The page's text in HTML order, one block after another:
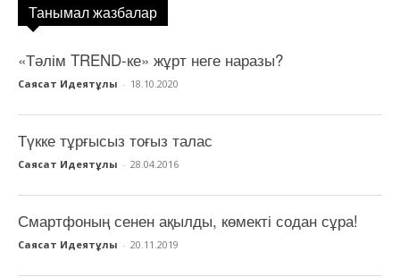
Танымал жазбалар
«Тәлім TREND-ке» жұрт неге наразы?
Саясат Идеятұлы - 18.10.2020
Түкке тұрғысыз тоғыз талас
Саясат Идеятұлы - 28.04.2016
Смартфоның сенен ақылды, көмекті содан сұра!
Саясат Идеятұлы - 20.11.2019